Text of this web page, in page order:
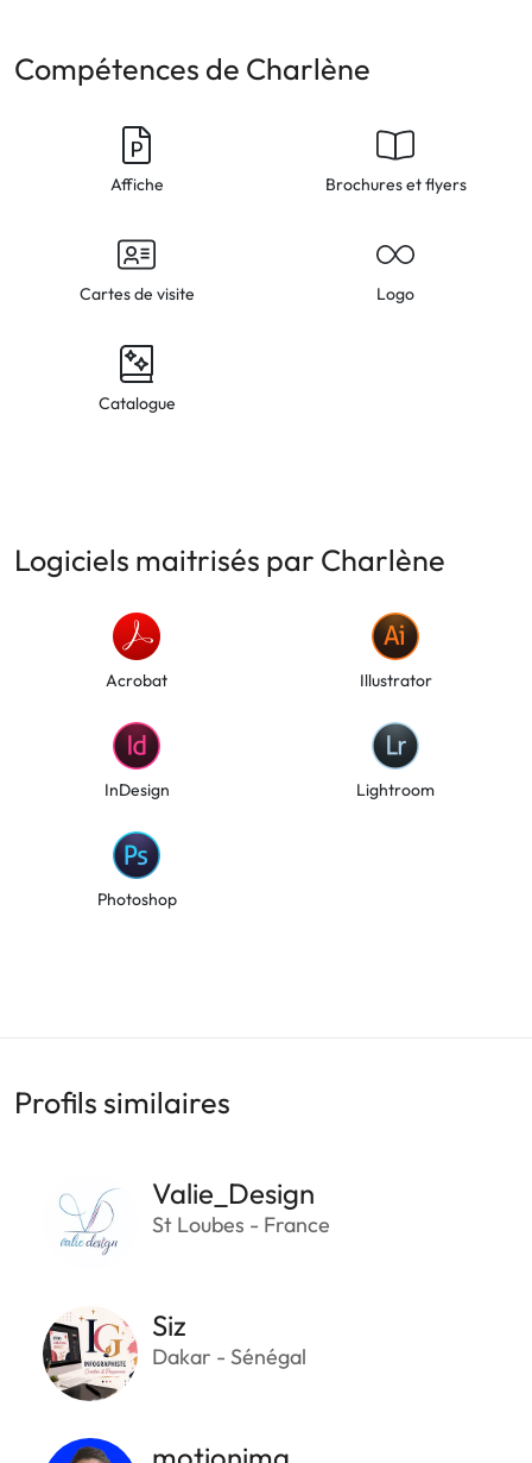
Compétences de Charlène
Affiche Brochures et flyers
Cartes de visite Logo
Catalogue
Logiciels maitrisés par Charlène
Acrobat Illustrator
InDesign Lightroom
Photoshop
Profils similaires
Valie_Design
St Loubes - France
Siz
Dakar - Sénégal